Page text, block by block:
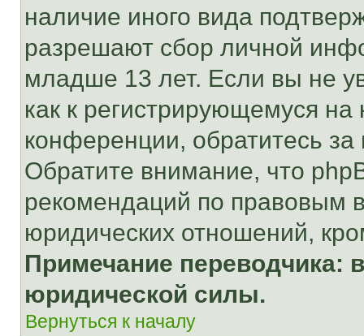
наличие иного вида
разрешают сбор личной
младше 13 лет. Если вы не
как к регистрирующемуся
конференции, обратитесь
Обратите внимание, что
рекомендаций по правовым
юридических отношений,
Примечание переводчика:
юридической силы.
Вернуться к началу